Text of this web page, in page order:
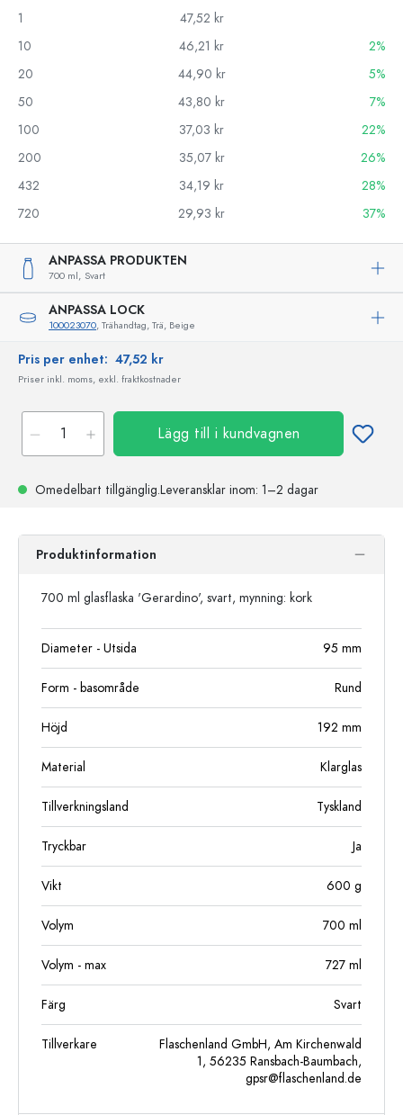
1
47,52 kr
10
46,21 kr
2%
20
44,90 kr
5%
50
43,80 kr
7%
100
37,03 kr
22%
200
35,07 kr
26%
432
34,19 kr
28%
720
29,93 kr 37%
ANPASSA PRODUKTEN
700 ml, Svart
ANPASSA LOCK
100023070, Trähandtag, Trä, Beige
Pris per enhet: 47,52 kr
Priser inkl. moms, exkl. fraktkostnader
Lägg till i kundvagnen
Omedelbart tillgänglig.Leveransklar inom: 1–2 dagar
Produktinformation
700 ml glasflaska 'Gerardino', svart, mynning: kork
Diameter - Utsida 95 mm
Form - basområde Rund
Höjd 192 mm
Material Klarglas
Tillverkningsland Tyskland
Tryckbar Ja
Vikt 600 g
Volym 700 ml
Volym - max 727 ml
Färg Svart
Tillverkare
Flaschenland GmbH, Am Kirchenwald
1, 56235 Ransbach-Baumbach,
gpsr@flaschenland.de